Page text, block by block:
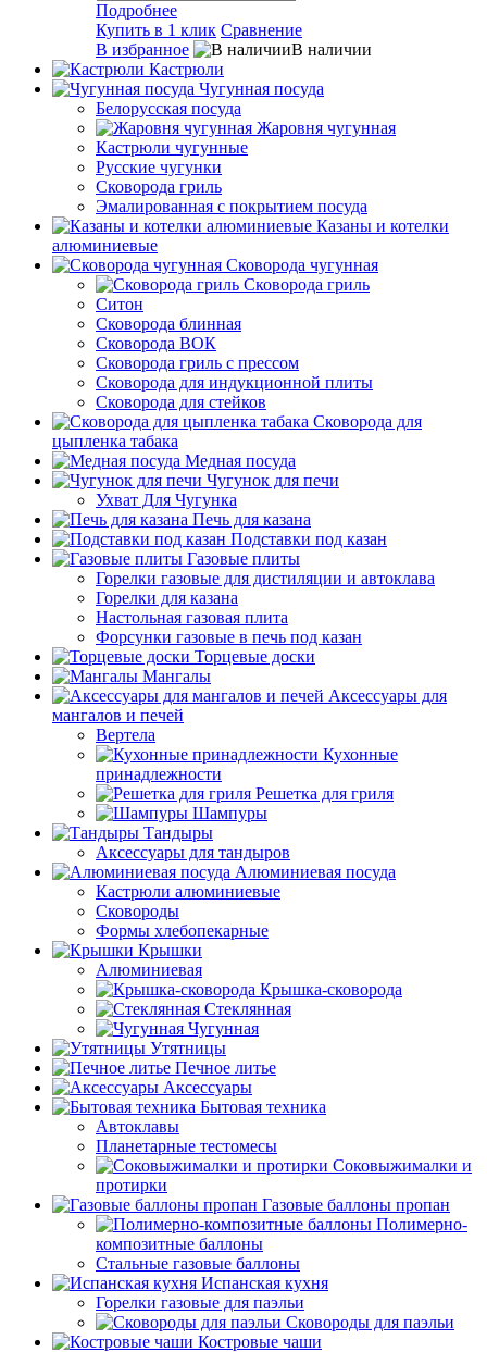
Подробнее
Купить в 1 клик Сравнение
В избранное
В наличии
Кастрюли
Чугунная посуда
Белорусская посуда
Жаровня чугунная
Кастрюли чугунные
Русские чугунки
Сковорода гриль
Эмалированная с покрытием посуда
Казаны и котелки
алюминиевые
Сковорода чугунная
Сковорода гриль
Ситон
Сковорода блинная
Сковорода ВОК
Сковорода гриль с прессом
Сковорода для индукционной плиты
Сковорода для стейков
Сковорода для
цыпленка табака
Медная посуда
Чугунок для печи
Ухват Для Чугунка
Печь для казана
Подставки под казан
Газовые плиты
Горелки газовые для дистиляции и автоклава
Горелки для казана
Настольная газовая плита
Форсунки газовые в печь под казан
Торцевые доски
Мангалы
Аксессуары для
мангалов и печей
Вертела
Кухонные
принадлежности
Решетка для гриля
Шампуры
Тандыры
Аксессуары для тандыров
Алюминиевая посуда
Кастрюли алюминиевые
Сковороды
Формы хлебопекарные
Крышки
Алюминиевая
Крышка-сковорода
Стеклянная
Чугунная
Утятницы
Печное литье
Аксессуары
Бытовая техника
Автоклавы
Планетарные тестомесы
Соковыжималки и
протирки
Газовые баллоны пропан
Полимерно-
композитные баллоны
Стальные газовые баллоны
Испанская кухня
Горелки газовые для паэльи
Сковороды для паэльи
Костровые чаши